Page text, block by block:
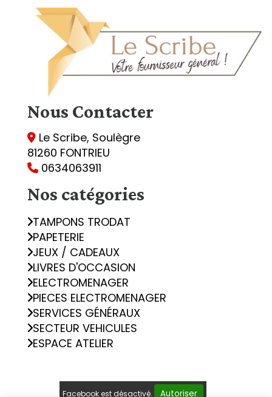
Nous Contacter
 Le Scribe, Soulègre
81260 FONTRIEU
 0634063911
Nos catégories
TAMPONS TRODAT
PAPETERIE
JEUX / CADEAUX
LIVRES D'OCCASION
ELECTROMENAGER
PIECES ELECTROMENAGER
SERVICES GÉNÉRAUX
SECTEUR VEHICULES
ESPACE ATELIER
Facebook est désactivé. Autoriser